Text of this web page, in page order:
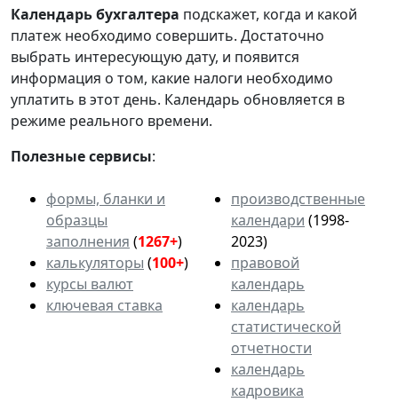
Календарьбухгалтера подскажет, когда и какой
платеж необходимо совершить. Достаточно
выбрать интересующую дату, и появится
информация о том, какие налоги необходимо
уплатить в этот день. Календарь обновляется в
режиме реального времени.
Полезные сервисы:
формы, бланки и
образцы
заполнения (1267+)
калькуляторы (100+)
курсы валют
ключевая ставка
производственные
календари (1998-
2023)
правовой
календарь
календарь
статистической
отчетности
календарь
кадровика